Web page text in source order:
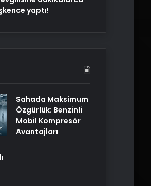
yaptı!
Sahada Maksimum
Özgürlük: Benzinli
Mobil Kompresör
Avantajları